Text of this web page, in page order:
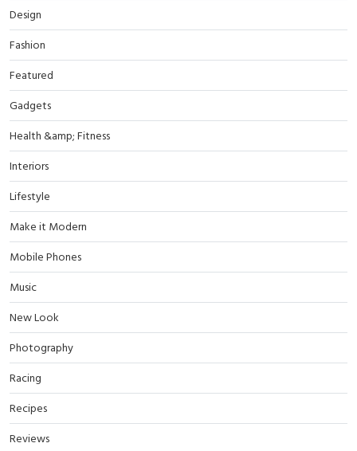
Design
Fashion
Featured
Gadgets
Health &amp; Fitness
Interiors
Lifestyle
Make it Modern
Mobile Phones
Music
New Look
Photography
Racing
Recipes
Reviews